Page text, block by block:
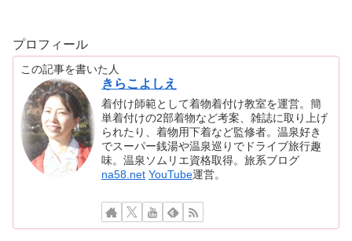
プロフィール
この記事を書いた人
きらこよしえ
着付け師範として着物着付け教室を運営。簡
単着付けの2部着物など考案、雑誌に取り上げ
られたり、着物用下着など監修者。温泉好き
でスーパー銭湯や温泉巡りでドライブ旅行趣
味。温泉ソムリエ資格取得。旅系ブログ
na58.net YouTube運営。